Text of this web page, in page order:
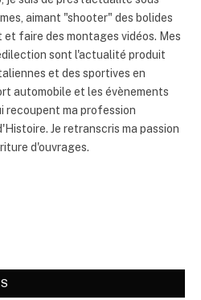
aimant "shooter" des bolides
et faire des montages vidéos. Mes
sont l'actualité produit
et des sportives en
automobile et les évènements
recoupent ma profession
Je retranscris ma passion
d'ouvrages.